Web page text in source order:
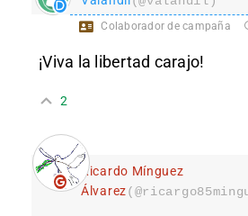
Colaborador de campaña
¡Viva la libertad carajo!
2
Ricardo Mínguez
Álvarez